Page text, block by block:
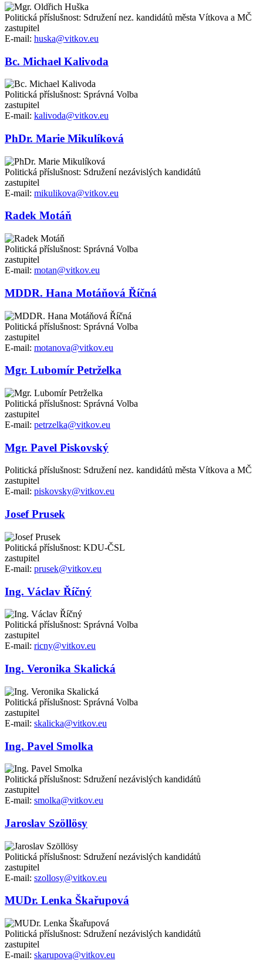
Politická příslušnost: Sdružení nez. kandidátů města Vítkova a MČ
zastupitel
E-mail: huska@vitkov.eu
Bc. Michael Kalivoda
Politická příslušnost: Správná Volba
zastupitel
E-mail: kalivoda@vitkov.eu
PhDr. Marie Mikulíková
Politická příslušnost: Sdružení nezávislých kandidátů
zastupitel
E-mail: mikulikova@vitkov.eu
Radek Motáň
Politická příslušnost: Správná Volba
zastupitel
E-mail: motan@vitkov.eu
MDDR. Hana Motáňová Říčná
Politická příslušnost: Správná Volba
zastupitel
E-mail: motanova@vitkov.eu
Mgr. Lubomír Petrželka
Politická příslušnost: Správná Volba
zastupitel
E-mail: petrzelka@vitkov.eu
Mgr. Pavel Piskovský
Politická příslušnost: Sdružení nez. kandidátů města Vítkova a MČ
zastupitel
E-mail: piskovsky@vitkov.eu
Josef Prusek
Politická příslušnost: KDU-ČSL
zastupitel
E-mail: prusek@vitkov.eu
Ing. Václav Říčný
Politická příslušnost: Správná Volba
zastupitel
E-mail: ricny@vitkov.eu
Ing. Veronika Skalická
Politická příslušnost: Správná Volba
zastupitel
E-mail: skalicka@vitkov.eu
Ing. Pavel Smolka
Politická příslušnost: Sdružení nezávislých kandidátů
zastupitel
E-mail: smolka@vitkov.eu
Jaroslav Szöllösy
Politická příslušnost: Sdružení nezávislých kandidátů
zastupitel
E-mail: szollosy@vitkov.eu
MUDr. Lenka Škařupová
Politická příslušnost: Sdružení nezávislých kandidátů
zastupitel
E-mail: skarupova@vitkov.eu